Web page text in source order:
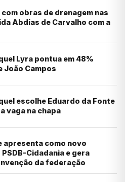
obras de drenagem nas
Abdias de Carvalho com a
Lyra pontua em 48%
João Campos
escolhe Eduardo da Fonte
vaga na chapa
apresenta como novo
Cidadania e gera
da federação